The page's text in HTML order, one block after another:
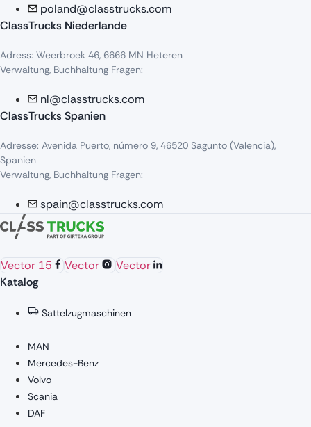
poland@classtrucks.com
ClassTrucks Niederlande​
Adress: Weerbroek 46, 6666 MN Heteren
Verwaltung, Buchhaltung Fragen:
nl@classtrucks.com
ClassTrucks Spanien
Adresse: Avenida Puerto, número 9, 46520 Sagunto (Valencia),
Spanien
Verwaltung, Buchhaltung Fragen:
spain@classtrucks.com
Vector 15 Vector
Vector
Katalog
Sattelzugmaschinen
MAN
Mercedes-Benz
Volvo
Scania
DAF